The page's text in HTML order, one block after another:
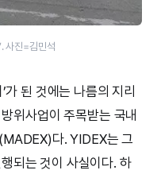
사진=김민석
가 된 것에는 나름의 지리
위사업이 주목받는 국내
다. YIDEX는 그
되는 것이 사실이다. 하